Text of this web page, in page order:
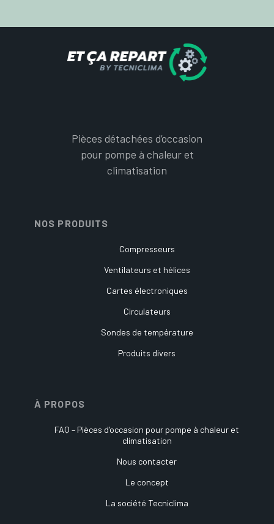
Pièces détachées d’occasion
pour pompe à chaleur et
climatisation
NOS PRODUITS
Compresseurs
Ventilateurs et hélices
Cartes électroniques
Circulateurs
Sondes de température
Produits divers
À PROPOS
FAQ – Pièces d’occasion pour pompe à chaleur et
climatisation
Nous contacter
Le concept
La société Tecniclima